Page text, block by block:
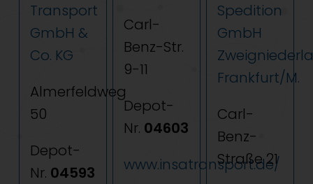
Transport
GmbH &
Co. KG
Almerfeldweg
50
Depot-
Nr. 04593
Carl-
Benz-Str.
9-11
Depot-
Nr. 04603
www.insatransport.de/
Spedition
GmbH
Frankfurt/M.
Carl-
Benz-
Straße 21